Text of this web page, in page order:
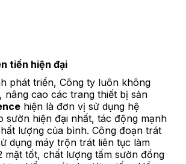
tiến hiện đại
phát triển, Công ty luôn không
nâng cao các trang thiết bị sản
hiện là đơn vị sử dụng hệ
sườn hiện đại nhất, tác động mạnh
lượng của bình. Công đoạn trát
dụng máy trộn trát liên tục làm
mặt tốt, chất lượng tấm sườn đồng